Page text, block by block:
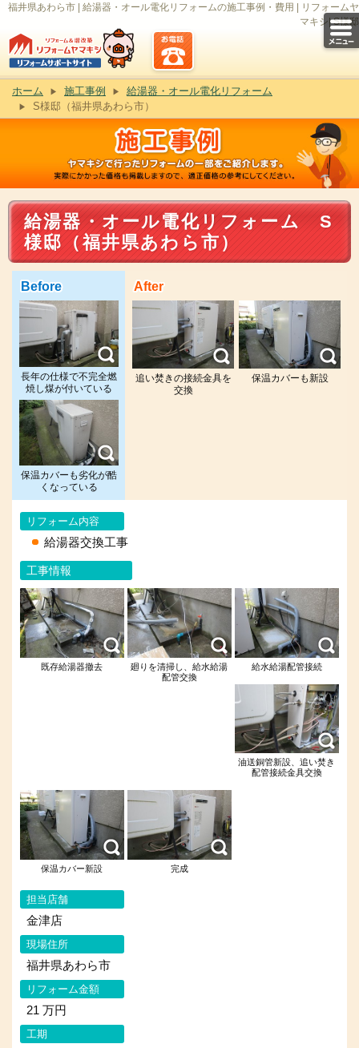
福井県あわら市 | 給湯器・オール電化リフォームの施工事例・費用 | リフォームヤ
マキシ| S様邸
ホーム 施工事例
給湯器・オール電化リフォーム
S様邸（福井県あわら市）
給湯器・オール電化リフォーム S
様邸（福井県あわら市）
Before
長年の仕様で不完全燃
焼し煤が付いている
保温カバーも劣化が酷
くなっている
After
追い焚きの接続金具を
交換
保温カバーも新設
リフォーム内容
給湯器交換工事
工事情報
既存給湯器撤去
廻りを清掃し、給水給湯
配管交換
給水給湯配管接続
油送銅管新設、追い焚き
配管接続金具交換
保温カバー新設 完成
担当店舗
金津店
現場住所
福井県あわら市
リフォーム金額
21 万円
工期